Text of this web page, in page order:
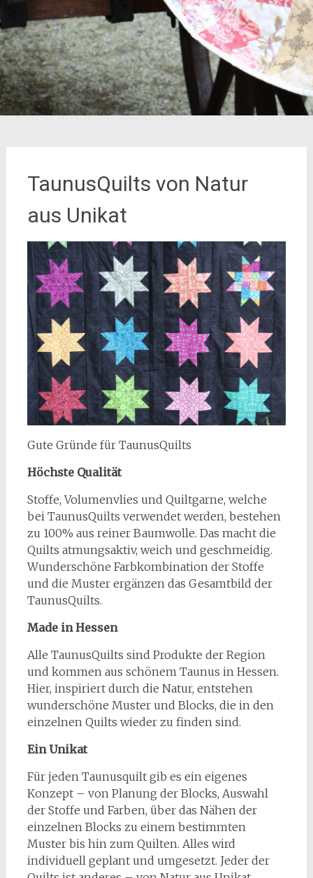
TaunusQuilts von Natur
aus Unikat
Gute Gründe für TaunusQuilts
Höchste Qualität
Stoffe, Volumenvlies und Quiltgarne, welche
bei TaunusQuilts verwendet werden, bestehen
zu 100% aus reiner Baumwolle. Das macht die
Quilts atmungsaktiv, weich und geschmeidig.
Wunderschöne Farbkombination der Stoffe
und die Muster ergänzen das Gesamtbild der
TaunusQuilts.
Made in Hessen
Alle TaunusQuilts sind Produkte der Region
und kommen aus schönem Taunus in Hessen.
Hier, inspiriert durch die Natur, entstehen
wunderschöne Muster und Blocks, die in den
einzelnen Quilts wieder zu finden sind.
Ein Unikat
Für jeden Taunusquilt gib es ein eigenes
Konzept – von Planung der Blocks, Auswahl
der Stoffe und Farben, über das Nähen der
einzelnen Blocks zu einem bestimmten
Muster bis hin zum Quilten. Alles wird
individuell geplant und umgesetzt. Jeder der